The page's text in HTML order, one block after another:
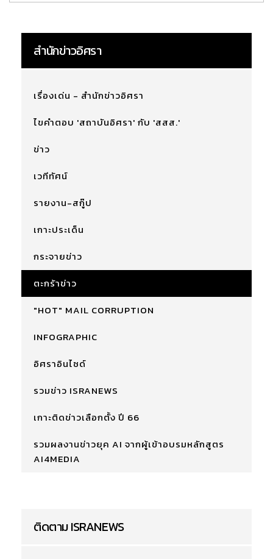
สำนักข่าวอิศรา
เรื่องเด่น - สำนักข่าวอิศรา
ไขคำตอบ 'สถาบันอิศรา' กับ 'สสส.'
ข่าว
เวทีทัศน์
รายงาน-สกู๊ป
เกาะประเด็น
กระจายข่าว
ตะกร้าข่าว
"HOT" MAIL CORRUPTION
INFOGRAPHIC
อิศราอินไซด์
รวมข่าว ISRANEWS
เกาะติดข่าวเลือกตั้ง ปี 66
รวมผลงานข่าวยุค AI จากผู้เข้าอบรมหลักสูตร
AI4MEDIA
ติดตาม ISRANEWS